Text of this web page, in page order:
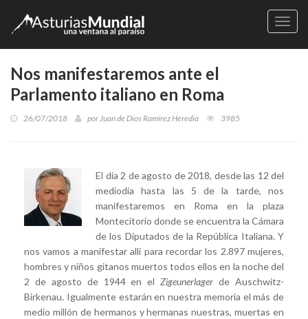
Nos manifestaremos ante el
Parlamento italiano en Roma
26/07/2018 porJuan de Dios Ramírez Heredia 3985
El día 2 de agosto de 2018, desde las 12 del
mediodía hasta las 5 de la tarde, nos
manifestaremos en Roma en la plaza
Montecitorio donde se encuentra la Cámara
de los Diputados de la República Italiana. Y
nos vamos a manifestar allí para recordar los 2.897 mujeres,
hombres y niños gitanos muertos todos ellos en la noche del
2 de agosto de 1944 en elZigeunerlager de Auschwitz-
Birkenau. Igualmente estarán en nuestra memoria el más de
medio millón de hermanos y hermanas nuestras, muertas en